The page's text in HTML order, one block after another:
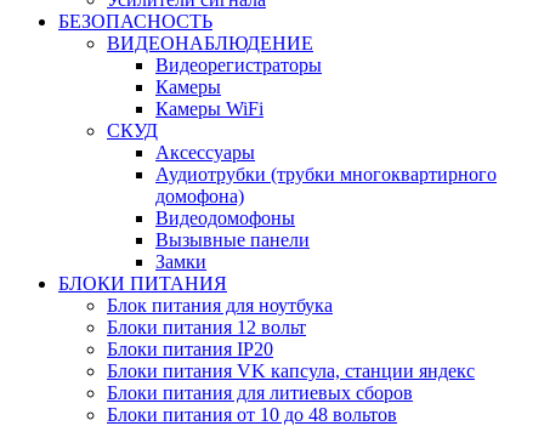
БЕЗОПАСНОСТЬ
ВИДЕОНАБЛЮДЕНИЕ
Видеорегистраторы
Камеры
Камеры WiFi
СКУД
Аксессуары
Аудиотрубки (трубки многоквартирного
домофона)
Видеодомофоны
Вызывные панели
Замки
БЛОКИ ПИТАНИЯ
Блок питания для ноутбука
Блоки питания 12 вольт
Блоки питания IP20
Блоки питания VK капсула, станции яндекс
Блоки питания для литиевых сборов
Блоки питания от 10 до 48 вольтов